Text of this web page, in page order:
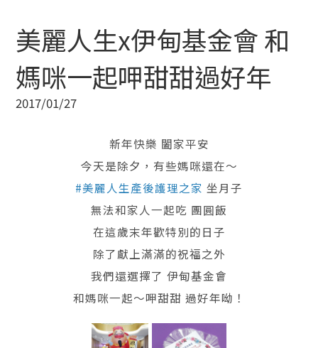
美麗人生x伊甸基金會 和
媽咪一起呷甜甜過好年
2017/01/27
新年快樂 闔家平安
今天是除夕，有些媽咪還在～
#美麗人生產後護理之家 坐月子
無法和家人一起吃 團圓飯
在這歲末年歡特別的日子
除了獻上滿滿的祝福之外
我們還選擇了 伊甸基金會
和媽咪一起～呷甜甜 過好年呦！